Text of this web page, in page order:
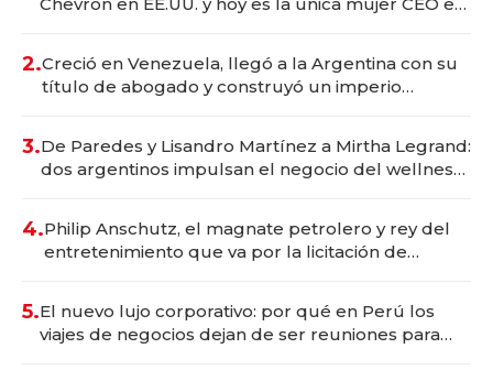
2.Creció en Venezuela, llegó a la Argentina con su
título de abogado y construyó un imperio
3.De Paredes y Lisandro Martínez a Mirtha Legrand:
dos argentinos impulsan el negocio del wellness
4.Philip Anschutz, el magnate petrolero y rey del
entretenimiento que va por la licitación de
5.El nuevo lujo corporativo: por qué en Perú los
viajes de negocios dejan de ser reuniones para